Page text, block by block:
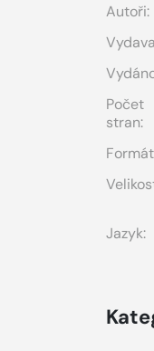
Autoři:
Počet
stran:
Jazyk: